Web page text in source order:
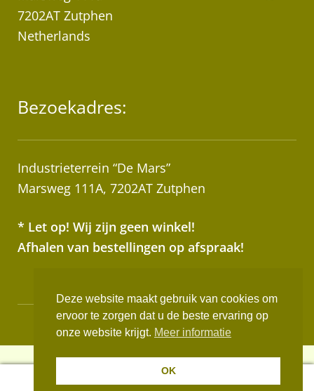
7202AT Zutphen
Netherlands
Bezoekadres:
Industrieterrein “De Mars”
Marsweg 111A, 7202AT Zutphen
* Let op! Wij zijn geen winkel!
Afhalen van bestellingen op afspraak!
Realisatie:
0
Deze website maakt gebruik van cookies om
ervoor te zorgen dat u de beste ervaring op
onze website krijgt. Meer informatie
OK